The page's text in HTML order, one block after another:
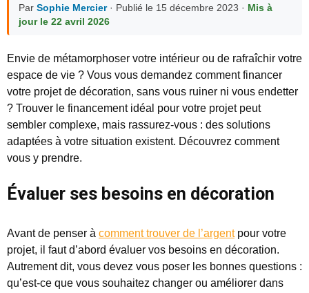
Par Sophie Mercier· Publié le 15 décembre 2023 · Mis à
jour le 22 avril 2026
Envie de métamorphoser votre intérieur ou de rafraîchir votre
espace de vie ? Vous vous demandez comment financer
votre projet de décoration, sans vous ruiner ni vous endetter
? Trouver le financement idéal pour votre projet peut
sembler complexe, mais rassurez-vous : des solutions
adaptées à votre situation existent. Découvrez comment
vous y prendre.
Évaluer ses besoins en décoration
Avant de penser à comment trouver de l’argentpour votre
projet, il faut d’abord évaluer vos besoins en décoration.
Autrement dit, vous devez vous poser les bonnes questions :
qu’est-ce que vous souhaitez changer ou améliorer dans